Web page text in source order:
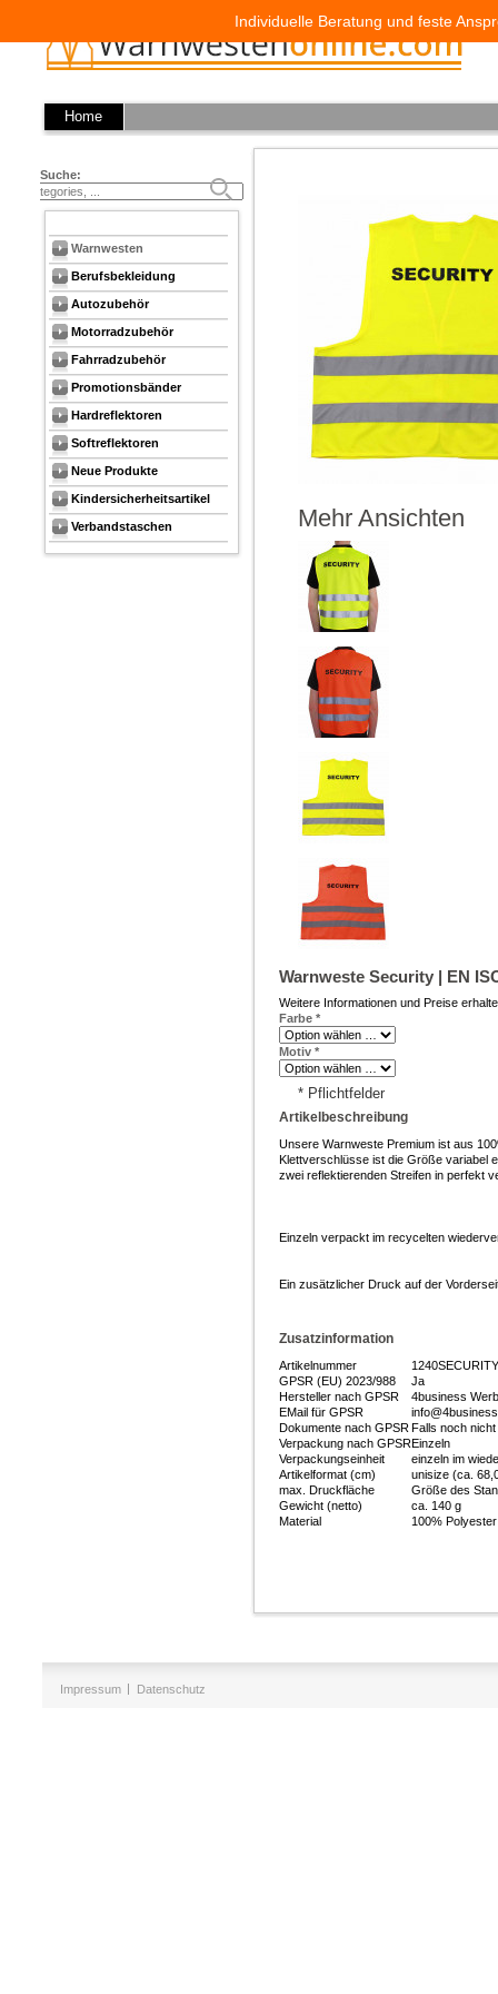
Individuelle Beratung und feste
Home
Mehr Ansichten
Warnweste Security | EN
Weitere Informationen und Preise
Farbe *
Motiv *
* Pflichtfelder
Artikelbeschreibung
Unsere Warnweste Premium ist aus
Klettverschlüsse ist die Größe variabel
zwei reflektierenden Streifen in perfekt
Einzeln verpackt im recycelten
Ein zusätzlicher Druck auf der
Zusatzinformation
Artikelnummer
1240SECURITY
GPSR (EU) 2023/988
Ja
Hersteller nach GPSR
4business
EMail für GPSR
Dokumente nach GPSRFalls noch
Verpackung nach GPSREinzeln
Verpackungseinheit
einzeln im
Artikelformat (cm)
unisize (ca.
max. Druckfläche
Größe des
Gewicht (netto)
ca. 140 g
Material
100% Polyester
Suche:
Warnwesten
Berufsbekleidung
Autozubehör
Motorradzubehör
Fahrradzubehör
Promotionsbänder
Hardreflektoren
Softreflektoren
Neue Produkte
Kindersicherheitsartikel
Verbandstaschen
Impressum Datenschutz